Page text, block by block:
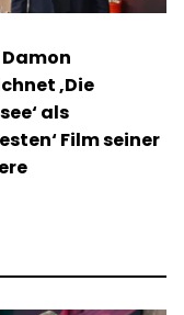
‚Die
als
Film seiner